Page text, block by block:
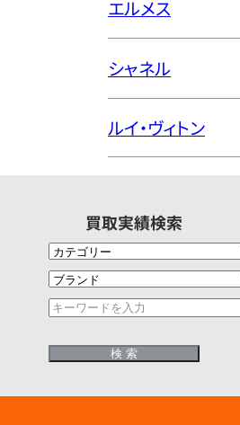
エルメス
シャネル
ルイ・ヴィトン
買取実績検索